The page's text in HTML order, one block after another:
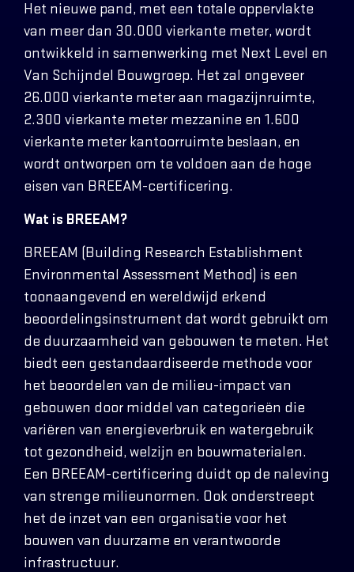
Het nieuwe pand, met een totale oppervlakte
van meer dan 30.000 vierkante meter, wordt
ontwikkeld in samenwerking met Next Level en
Van Schijndel Bouwgroep. Het zal ongeveer
26.000 vierkante meter aan magazijnruimte,
2.300 vierkante meter mezzanine en 1.600
vierkante meter kantoorruimte beslaan, en
wordt ontworpen om te voldoen aan de hoge
eisen van BREEAM-certificering.
Wat is BREEAM?
BREEAM (Building Research Establishment
Environmental Assessment Method) is een
toonaangevend en wereldwijd erkend
beoordelingsinstrument dat wordt gebruikt om
de duurzaamheid van gebouwen te meten. Het
biedt een gestandaardiseerde methode voor
het beoordelen van de milieu-impact van
gebouwen door middel van categorieën die
variëren van energieverbruik en watergebruik
tot gezondheid, welzijn en bouwmaterialen.
Een BREEAM-certificering duidt op de naleving
van strenge milieunormen. Ook onderstreept
het de inzet van een organisatie voor het
bouwen van duurzame en verantwoorde
infrastructuur.